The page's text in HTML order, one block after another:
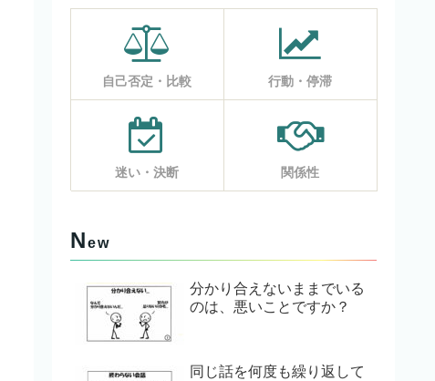
自己否定・比較 行動・停滞
迷い・決断 関係性
New
分かり合えないままでいる
のは、悪いことですか？
同じ話を何度も繰り返して